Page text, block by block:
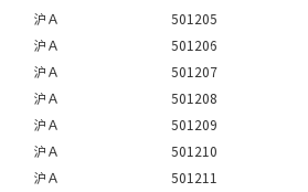
沪Ａ
501205
沪Ａ
501206
沪Ａ
501207
沪Ａ
501208
沪Ａ
501209
沪Ａ
501210
沪Ａ
501211